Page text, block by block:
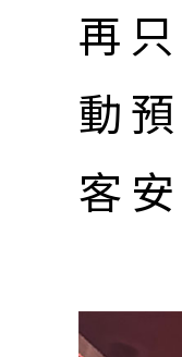
再
動
客